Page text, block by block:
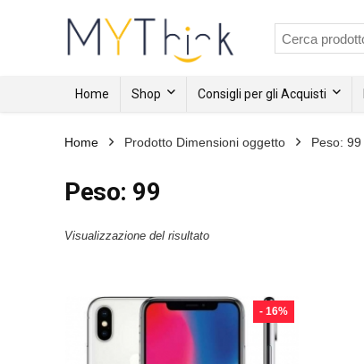
Home Shop Consigli per gli Acquisti
Home Prodotto Dimensioni oggetto Peso: 99
Peso: 99
Visualizzazione del risultato
- 16%